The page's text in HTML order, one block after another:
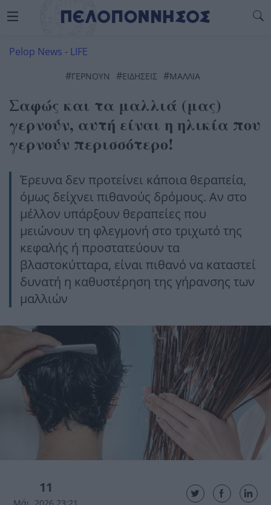
Pelop News - LIFE
#ΓΕΡΝΟΥΝ #ΕΙΔΗΣΕΙΣ #ΜΑΛΛΙΆ
Σαφώς και τα μαλλιά (μας)
γερνούν, αυτή είναι η ηλικία που
γερνούν περισσότερο!
Έρευνα δεν προτείνει κάποια θεραπεία,
όμως δείχνει πιθανούς δρόμους. Αν στο
μέλλον υπάρξουν θεραπείες που
μειώνουν τη φλεγμονή στο τριχωτό της
κεφαλής ή προστατεύουν τα
βλαστοκύτταρα, είναι πιθανό να καταστεί
δυνατή η καθυστέρηση της γήρανσης των
μαλλιών
11
Μάι. 2026 23:21